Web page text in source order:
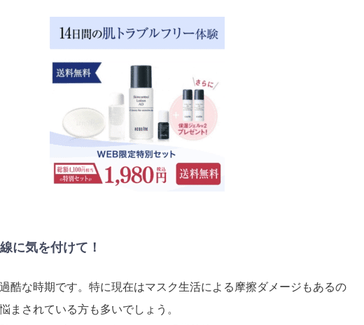
に気を付けて！
酷な時期です。特に現在はマスク生活による摩擦ダメージもあるの
まされている方も多いでしょう。